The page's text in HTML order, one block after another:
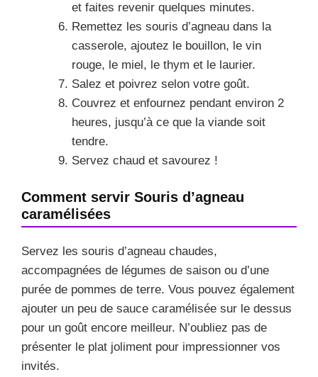
et faites revenir quelques minutes.
Remettez les souris d’agneau dans la
casserole, ajoutez le bouillon, le vin
rouge, le miel, le thym et le laurier.
Salez et poivrez selon votre goût.
Couvrez et enfournez pendant environ 2
heures, jusqu’à ce que la viande soit
tendre.
Servez chaud et savourez !
Comment servir Souris d’agneau
caramélisées
Servez les souris d’agneau chaudes,
accompagnées de légumes de saison ou d’une
purée de pommes de terre. Vous pouvez également
ajouter un peu de sauce caramélisée sur le dessus
pour un goût encore meilleur. N’oubliez pas de
présenter le plat joliment pour impressionner vos
invités.